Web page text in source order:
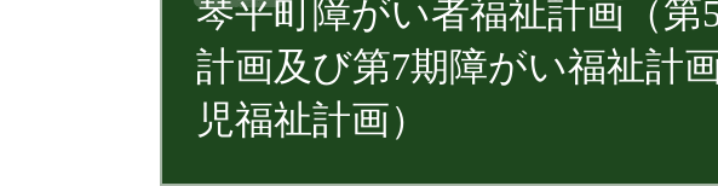
琴平町障がい者福祉計画（第
計画及び第7期障がい福祉計
児福祉計画）